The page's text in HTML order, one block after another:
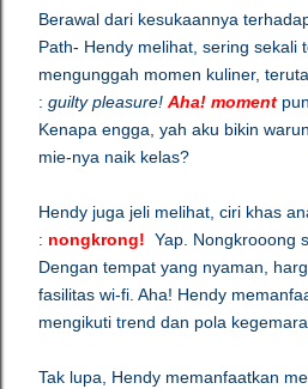
Berawal dari kesukaannya
Path- Hendy melihat, sering sekali
mengunggah momen kuliner,
: guilty pleasure! Aha! moment
Kenapa engga, yah aku bikin
mie-nya naik kelas?
Hendy juga jeli melihat, ciri khas
: nongkrong! Yap. Nongkrooong
Dengan tempat yang nyaman,
fasilitas wi-fi. Aha! Hendy
mengikuti trend dan pola
Tak lupa, Hendy memanfaatkan